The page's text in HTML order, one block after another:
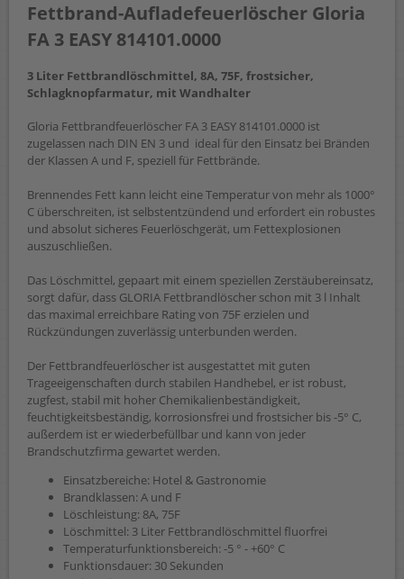
Fettbrand-Aufladefeuerlöscher Gloria
FA 3 EASY 814101.0000
3 Liter Fettbrandlöschmittel, 8A, 75F, frostsicher,
Schlagknopfarmatur, mit Wandhalter
Gloria Fettbrandfeuerlöscher FA 3 EASY 814101.0000 ist
zugelassen nach DIN EN 3 und ideal für den Einsatz bei Bränden
der Klassen A und F, speziell für Fettbrände.
Brennendes Fett kann leicht eine Temperatur von mehr als 1000°
C überschreiten, ist selbstentzündend und erfordert ein robustes
und absolut sicheres Feuerlöschgerät, um Fettexplosionen
auszuschließen.
Das Löschmittel, gepaart mit einem speziellen Zerstäubereinsatz,
sorgt dafür, dass GLORIA Fettbrandlöscher schon mit 3 l Inhalt
das maximal erreichbare Rating von 75F erzielen und
Rückzündungen zuverlässig unterbunden werden.
Der Fettbrandfeuerlöscher ist ausgestattet mit guten
Trageeigenschaften durch stabilen Handhebel, er ist robust,
zugfest, stabil mit hoher Chemikalienbeständigkeit,
feuchtigkeitsbeständig, korrosionsfrei und frostsicher bis -5° C,
außerdem ist er wiederbefüllbar und kann von jeder
Brandschutzfirma gewartet werden.
Einsatzbereiche: Hotel & Gastronomie
Brandklassen: A und F
Löschleistung: 8A, 75F
Löschmittel: 3 Liter Fettbrandlöschmittel fluorfrei
Temperaturfunktionsbereich: -5 ° - +60° C
Funktionsdauer: 30 Sekunden